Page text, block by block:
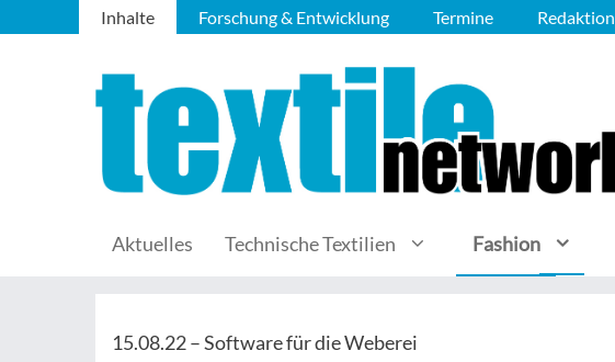
Inhalte Forschung & Entwicklung Termine Redaktion
Aktuelles Technische Textilien Fashion
15.08.22 –Software für die Weberei